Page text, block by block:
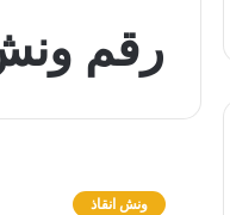
رقم ونش
ونش انقاذ